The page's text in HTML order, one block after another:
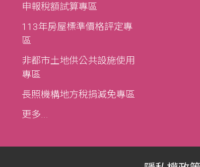
申報稅額試算專區
113年房屋標準價格評定專
區
非都市土地供公共設施使用
專區
長照機構地方稅捐減免專區
更多...